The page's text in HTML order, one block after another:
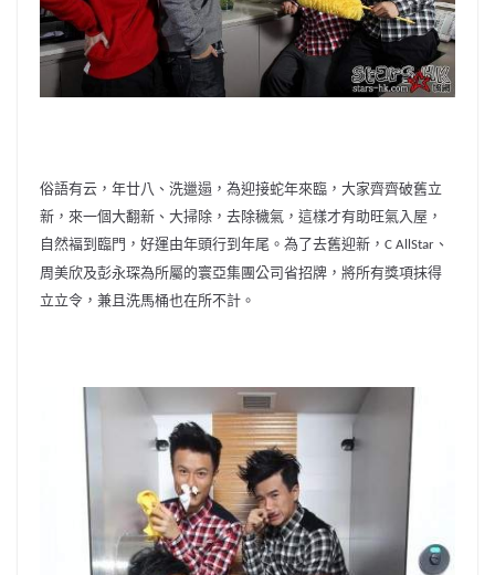
俗語有云，年廿八、洗邋遢，為迎接蛇年來臨，大家齊齊破舊立
新， 來一個大翻新、大掃除，去除穢氣，這樣才有助旺氣入屋，
自然褔到臨門，好運由年頭行到年尾。為了去舊迎新， C AllStar 、
周美欣及彭永琛為所屬的寰亞集團公司省招牌， 將所有獎項抹得
立立令，兼且洗馬桶也在所不計。